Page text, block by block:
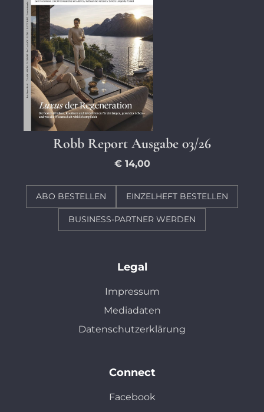
Robb Report Ausgabe 03/26
€ 14,00
ABO BESTELLEN EINZELHEFT BESTELLEN
BUSINESS-PARTNER WERDEN
Legal
Impressum
Mediadaten
Datenschutzerklärung
Connect
Facebook